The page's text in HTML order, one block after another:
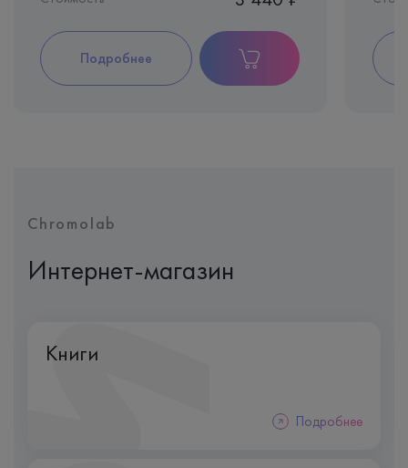
Подробнее
Chromolab
Интернет-магазин
Книги
Подробнее